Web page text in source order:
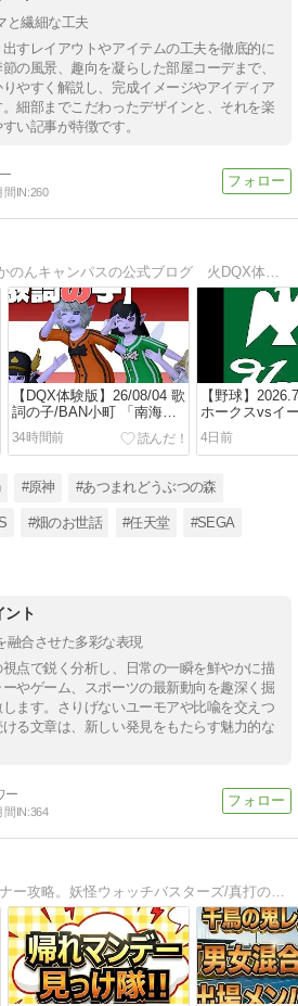
と繊細な工夫
すレイアウトやアイテムの工夫を徹底的に
の風景、趣向を凝らした部屋コーデまで、
やすく解説し、完成イメージやアイディア
細部までこだわったデザインと、それを楽
い記事が特徴です。
間IN:260
【DQX体験版】26/08/04 歌
詞の子/BAN小町 「南海デ
ー＆台風中国までﾄﾝでい
け」 vol.1483
34時間前
【野球】
ホークスvsイ
4日前
#原神 #あつまれどうぶつの森
#畑のお世話 #任天堂 #SEGA
ント
融合させた多彩な表現
点で鋭く分析し、日常の一瞬を鮮やかに描
やゲーム、スポーツの最新動向を趣深く掘
ます。さりげないユーモアや比喩を交えつ
る文章は、新しい発見をもたらす魅力的な
間IN:364
ハッピーホームデザイナー攻略。妖怪ウォッチバスターズ/真打のQRコード多数・パスワード・裏技も。とび森のマイデザイン公開してます。